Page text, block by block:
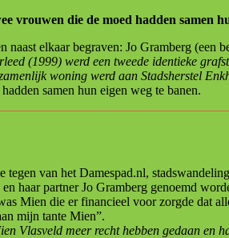
vrouwen die de moed hadden samen
naast elkaar begraven: Jo Gramberg (een
(1999) werd een tweede identieke
woning werd aan Stadsherstel
samen hun eigen weg te banen.
van het Damespad.nl,
haar partner Jo Gramberg genoemd
Mien die er financieel voor zorgde dat
mijn tante Mien”.
Vlasveld meer recht hebben gedaan en